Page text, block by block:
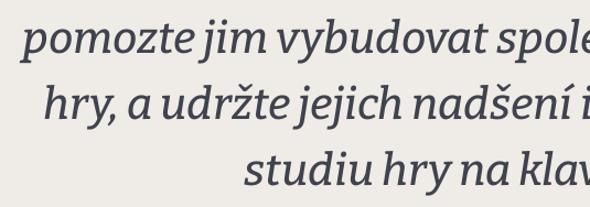
pomozte jim vybudovat
hry, a udržte jejich
studiu hry na